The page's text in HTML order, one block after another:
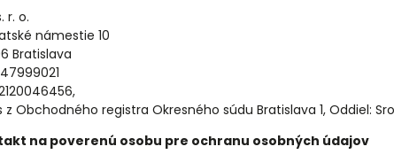
r. o.
námestie 10
Bratislava
z Obchodného registra Okresného súdu Bratislava 1, Oddiel:
na poverenú osobu pre ochranu osobných údajov